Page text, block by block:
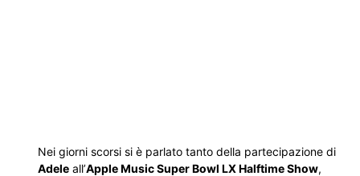
Nei giorni scorsi si è parlato tanto della partecipazione di
Adele all’Apple Music Super Bowl LX Halftime Show,